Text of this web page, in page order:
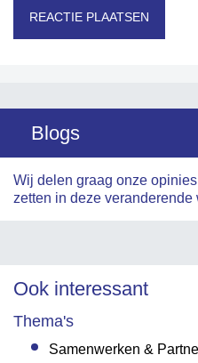
Blogs
Wij delen graag onze
zetten in deze veranderende
Ook interessant
Thema's
Samenwerken &